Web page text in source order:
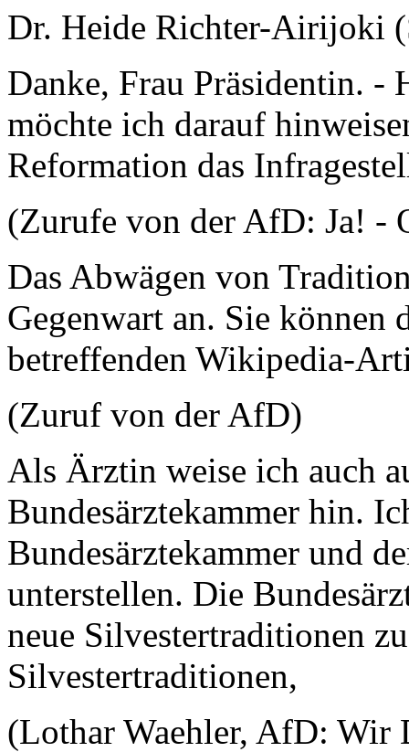
Dr. Heide Richter-Airijoki
Danke, Frau Präsidentin. -
möchte ich darauf
Reformation das
(Zurufe von der AfD: Ja! -
Das Abwägen von
Gegenwart an. Sie können
betreffenden Wikipedia-
(Zuruf von der AfD)
Als Ärztin weise ich auch
Bundesärztekammer hin.
Bundesärztekammer und
unterstellen. Die
neue Silvestertraditionen
Silvestertraditionen,
(Lothar Waehler, AfD: Wir